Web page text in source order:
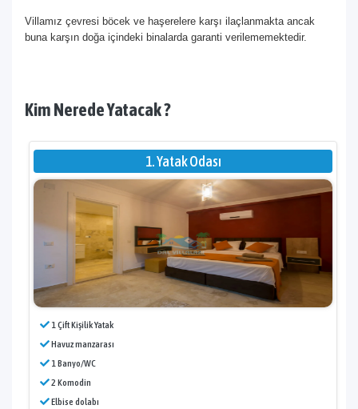
Villamız çevresi böcek ve haşerelere karşı ilaçlanmakta ancak
buna karşın doğa içindeki binalarda garanti verilememektedir.
Kim Nerede Yatacak ?
1. Yatak Odası
1 Çift Kişilik Yatak
Havuz manzarası
1 Banyo/WC
2 Komodin
Elbise dolabı